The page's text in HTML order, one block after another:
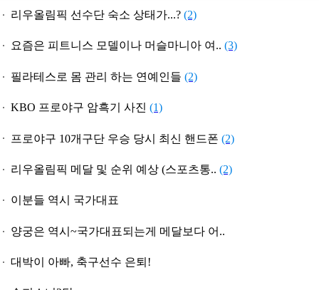
리우올림픽 선수단 숙소 상태가...? (2)
요즘은 피트니스 모델이나 머슬마니아 여.. (3)
필라테스로 몸 관리 하는 연예인들 (2)
KBO 프로야구 암흑기 사진 (1)
프로야구 10개구단 우승 당시 최신 핸드폰 (2)
리우올림픽 메달 및 순위 예상 (스포츠통.. (2)
이분들 역시 국가대표
양궁은 역시~국가대표되는게 메달보다 어..
대박이 아빠, 축구선수 은퇴!